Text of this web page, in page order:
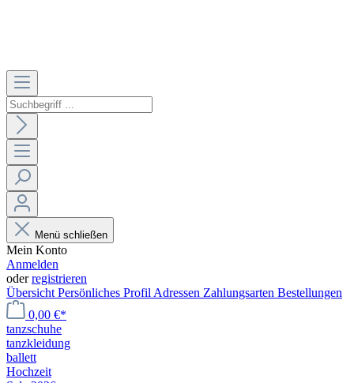
Menü schließen
Mein Konto
Anmelden
oderregistrieren
Übersicht Persönliches Profil Adressen Zahlungsarten Bestellungen
0,00 €*
tanzschuhe
tanzkleidung
ballett
Hochzeit